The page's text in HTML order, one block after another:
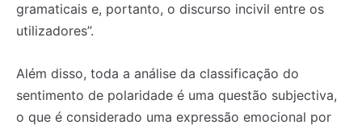
gramaticais e, portanto, o discurso incivil entre os
utilizadores”.
Além disso, toda a análise da classificação do
sentimento de polaridade é uma questão subjectiva,
o que é considerado uma expressão emocional por